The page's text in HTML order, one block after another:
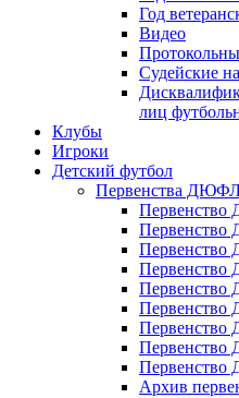
Год
Видео
Судейские
лиц
Клубы
Игроки
Детский футбол
Первенства
Первенство
Первенство
Архив